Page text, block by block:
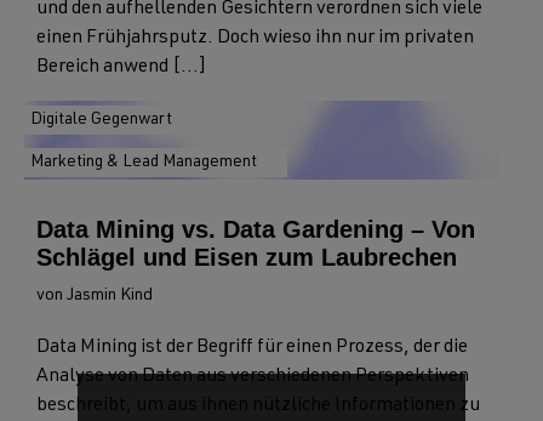
und den aufhellenden Gesichtern verordnen sich viele
einen Frühjahrsputz. Doch wieso ihn nur im privaten
Bereich anwend [...]
Digitale Gegenwart
Marketing & Lead Management
Data Mining vs. Data Gardening – Von
Schlägel und Eisen zum Laubrechen
von Jasmin Kind
Data Mining ist der Begriff für einen Prozess, der die
Analyse von Daten aus verschiedenen Perspektiven
beschreibt, um aus ihnen nützliche Informationen zu